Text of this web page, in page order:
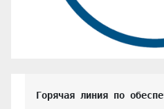
Горячая линия по